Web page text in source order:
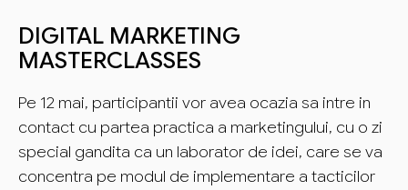
DIGITAL MARKETING
MASTERCLASSES
Pe 12 mai, participantii vor avea ocazia sa intre in
contact cu partea practica a marketingului, cu o zi
special gandita ca un laborator de idei, care se va
concentra pe modul de implementare a tacticilor